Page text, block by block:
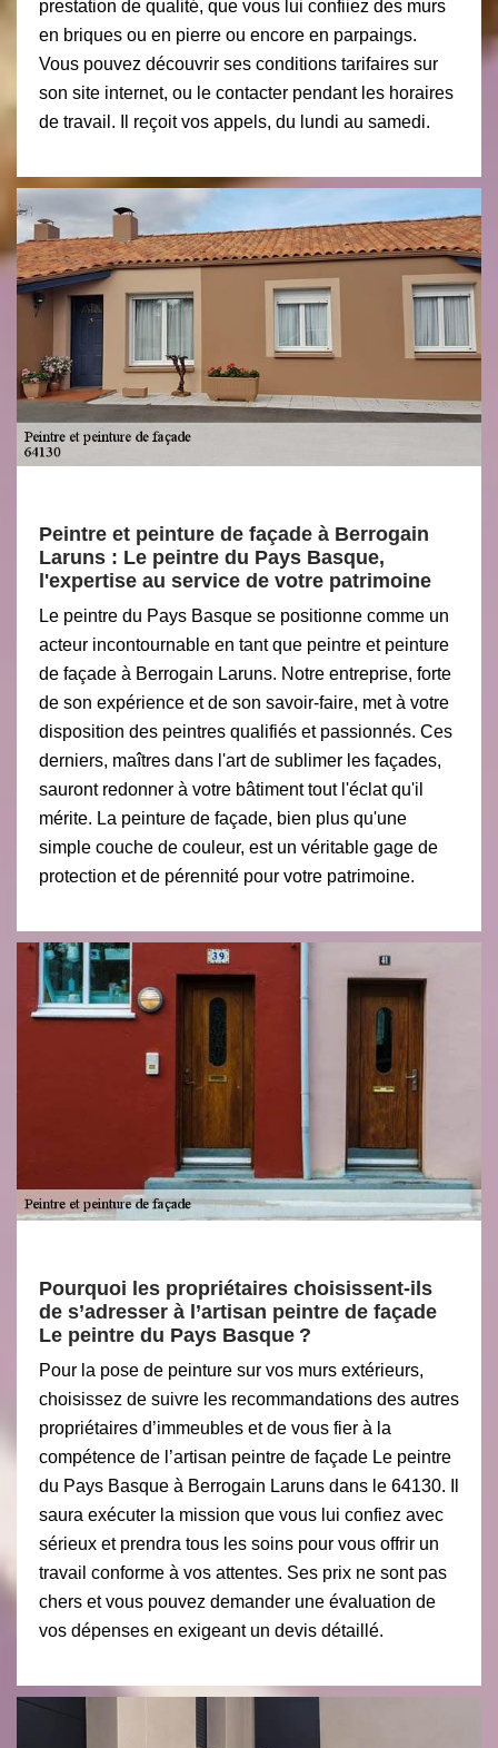
prestation de qualité, que vous lui confiiez des murs
en briques ou en pierre ou encore en parpaings.
Vous pouvez découvrir ses conditions tarifaires sur
son site internet, ou le contacter pendant les horaires
de travail. Il reçoit vos appels, du lundi au samedi.
Peintre et peinture de façade à Berrogain
Laruns : Le peintre du Pays Basque,
l'expertise au service de votre patrimoine
Le peintre du Pays Basque se positionne comme un
acteur incontournable en tant que peintre et peinture
de façade à Berrogain Laruns. Notre entreprise, forte
de son expérience et de son savoir-faire, met à votre
disposition des peintres qualifiés et passionnés. Ces
derniers, maîtres dans l'art de sublimer les façades,
sauront redonner à votre bâtiment tout l'éclat qu'il
mérite. La peinture de façade, bien plus qu'une
simple couche de couleur, est un véritable gage de
protection et de pérennité pour votre patrimoine.
Pourquoi les propriétaires choisissent-ils
de s’adresser à l’artisan peintre de façade
Le peintre du Pays Basque ?
Pour la pose de peinture sur vos murs extérieurs,
choisissez de suivre les recommandations des autres
propriétaires d’immeubles et de vous fier à la
compétence de l’artisan peintre de façade Le peintre
du Pays Basque à Berrogain Laruns dans le 64130. Il
saura exécuter la mission que vous lui confiez avec
sérieux et prendra tous les soins pour vous offrir un
travail conforme à vos attentes. Ses prix ne sont pas
chers et vous pouvez demander une évaluation de
vos dépenses en exigeant un devis détaillé.